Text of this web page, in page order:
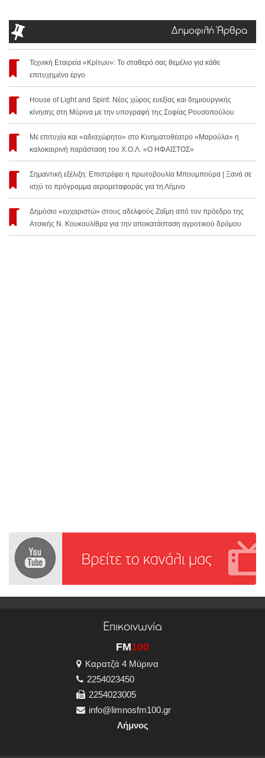
Δημοφιλή Άρθρα
Τεχνική Εταιρεία «Κρίτων»: Το σταθερό σας θεμέλιο για κάθε
επιτυχημένο έργο
House of Light and Spirit: Νέος χώρος ευεξίας και δημιουργικής
κίνησης στη Μύρινα με την υπογραφή της Σοφίας Ρουσοπούλου
Με επιτυχία και «αδιαχώρητο» στο Κινηματοθέατρο «Μαρούλα» η
καλοκαιρινή παράσταση του Χ.Ο.Λ. «Ο ΗΦΑΙΣΤΟΣ»
Σημαντική εξέλιξη: Επιστρέφει η πρωτοβουλία Μπουμπούρα | Ξανά σε
ισχύ το πρόγραμμα αερομεταφοράς για τη Λήμνο
Δημόσιο «ευχαριστώ» στους αδελφούς Ζαΐμη από τον πρόεδρο της
Ατσικής Ν. Κουκουλίθρα για την αποκατάσταση αγροτικού δρόμου
Επικοινωνία
FM100
Καρατζά 4 Μύρινα
2254023450
2254023005
info@limnosfm100.gr
Λήμνος